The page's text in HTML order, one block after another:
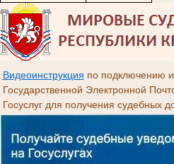
Видеоинструкция по подключению
Государственной Электронной
Госуслуг для получения судебных